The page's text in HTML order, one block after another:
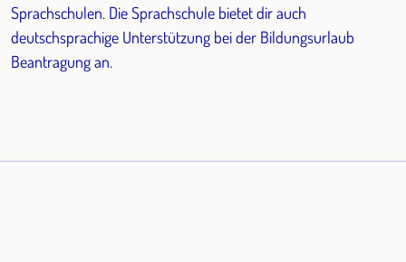
Sprachschulen. Die Sprachschule bietet dir auch
deutschsprachige Unterstützung bei der Bildungsurlaub
Beantragung an.